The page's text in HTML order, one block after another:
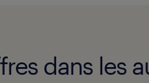
dans les